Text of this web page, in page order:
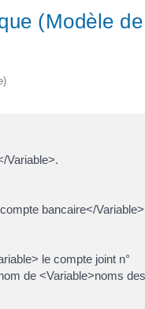
(Modèle de
Variable>.
bancaire</Variable>
le compte joint n°
de <Variable>noms des